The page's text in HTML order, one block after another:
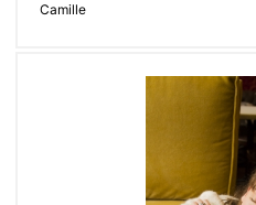
Camille